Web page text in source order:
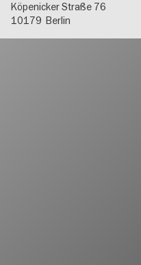
Köpenicker Straße 76
10179 Berlin